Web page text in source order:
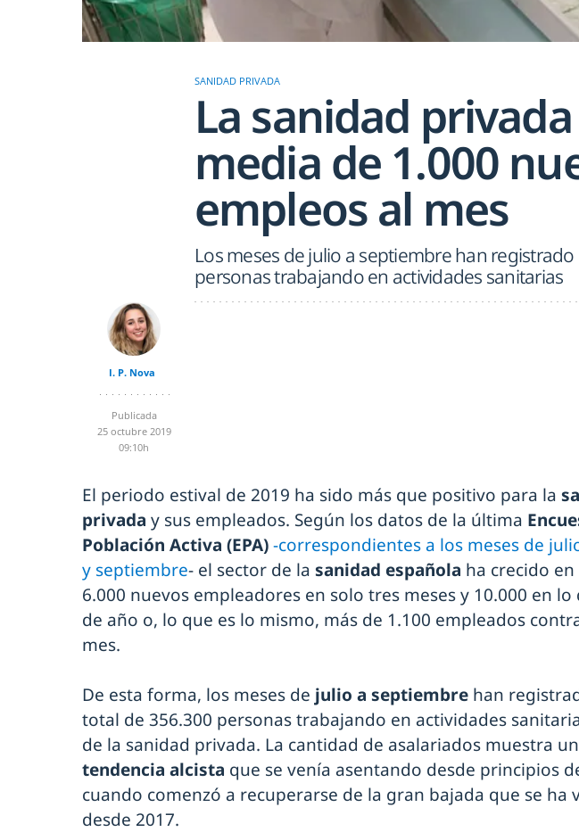
SANIDAD PRIVADA
La sanidad
media de 1.000
empleos al mes
Los meses de julio a septiembre han
personas trabajando en actividades sanitarias
I. P. Nova
Publicada
25 octubre 2019
09:10h
El periodo estival de 2019 ha sido más que positivo para la
privada y sus empleados. Según los datos de la última
Población Activa (EPA)-correspondientes a los meses de
y septiembre- el sector de la sanidad española ha crecido en
6.000 nuevos empleadores en solo tres meses y 10.000 en lo
de año o, lo que es lo mismo, más de 1.100 empleados
mes.
De esta forma, los meses de julio a septiembre han
total de 356.300 personas trabajando en actividades
de la sanidad privada. La cantidad de asalariados muestra
tendencia alcista que se venía asentando desde principios
cuando comenzó a recuperarse de la gran bajada que se ha
desde 2017.